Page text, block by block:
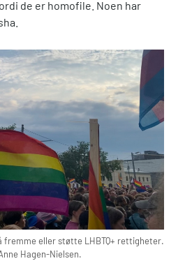
de er homofile. Noen har
fremme eller støtte LHBTQ+ rettigheter.
Hagen-Nielsen.